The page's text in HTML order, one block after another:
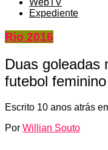
WebTV
Expediente
Rio 2016
Duas goleadas
futebol feminino
Escrito 10 anos atrás
Por Willian Souto